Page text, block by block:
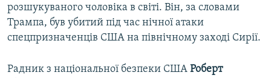
розшукуваного чоловіка в світі. Він, за словами
Трампа, був убитий під час нічної атаки
спецпризначенців США на північному заході Сирії.
Радник з національної безпеки США Роберт